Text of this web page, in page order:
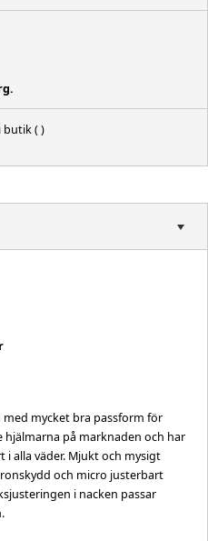
butik( )
mycket bra passform för
hjälmarna på marknaden och har
alla väder. Mjukt och mysigt
och micro justerbart
i nacken passar